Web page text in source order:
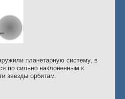
планетарную систему, в
по сильно наклоненным к
звезды орбитам.